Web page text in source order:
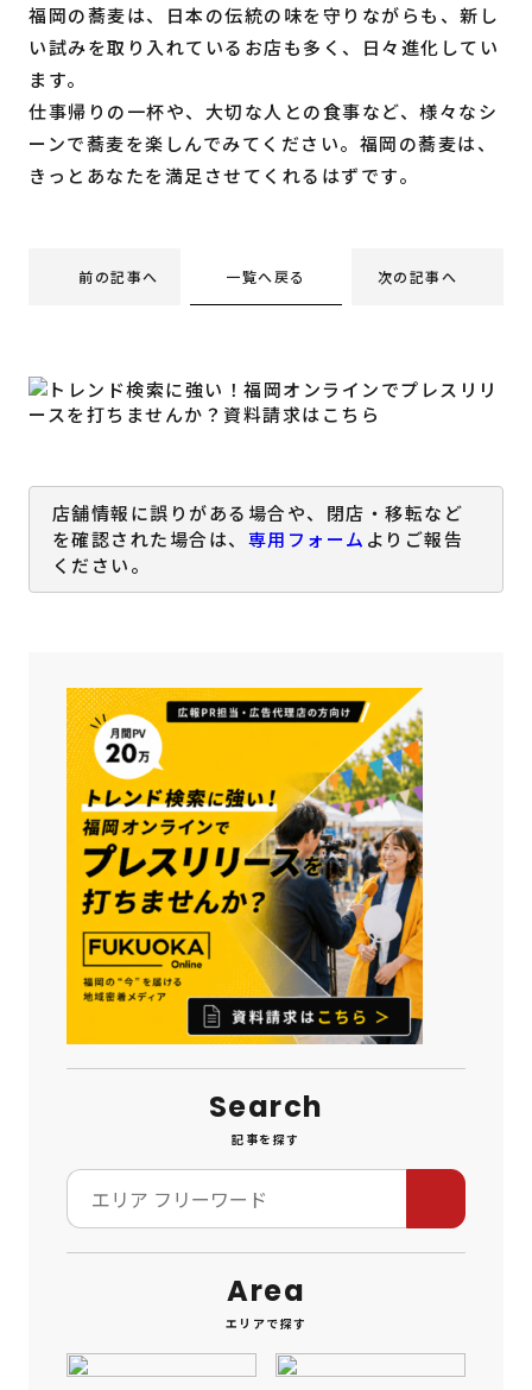
福岡の蕎麦は、日本の伝統の味を守りながらも、新し
い試みを取り入れているお店も多く、日々進化してい
ます。
仕事帰りの一杯や、大切な人との食事など、様々なシ
ーンで蕎麦を楽しんでみてください。福岡の蕎麦は、
きっとあなたを満足させてくれるはずです。
前の記事へ 一覧へ戻る 次の記事へ
店舗情報に誤りがある場合や、閉店・移転など
を確認された場合は、 専用フォーム よりご報告
ください。
Search
記事を探す
Area
エリアで探す